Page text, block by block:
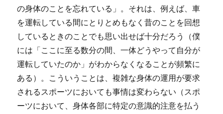
の身体のことを忘れている」。それは、例えば、車
を運転している間にとりとめもなく昔のことを回想
しているときのことでも思い出せば十分だろう（僕
には「ここに至る数分の間、一体どうやって自分が
運転していたのか」がわからなくなることが頻繁に
ある）。こういうことは、複雑な身体の運用が要求
されるスポーツにおいても事情は変わらない（スポ
ーツにおいて、身体各部に特定の意識的注意を払う